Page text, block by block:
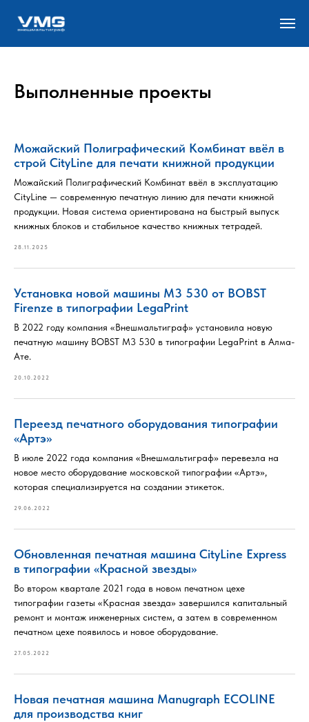
Выполненные проекты
Можайский Полиграфический Комбинат ввёл в
строй CityLine для печати книжной продукции
Можайский Полиграфический Комбинат ввёл в эксплуатацию
CityLine — современную печатную линию для печати книжной
продукции. Новая система ориентирована на быстрый выпуск
книжных блоков и стабильное качество книжных тетрадей.
28.11.2025
Установка новой машины М3 530 от BOBST
Firenze в типографии LegaPrint
В 2022 году компания «Внешмальтиграф» установила новую
печатную машину BOBST М3 530 в типографии LegaPrint в Алма-
Ате.
20.10.2022
Переезд печатного оборудования типографии
«Артэ»
В июле 2022 года компания «Внешмальтиграф» перевезла на
новое место оборудование московской типографии «Артэ»,
которая специализируется на создании этикеток.
29.06.2022
Обновленная печатная машина CityLine Express
в типографии «Красной звезды»
Во втором квартале 2021 года в новом печатном цехе
типографии газеты «Красная звезда» завершился капитальный
ремонт и монтаж инженерных систем, а затем в современном
печатном цехе появилось и новое оборудование.
27.05.2022
Новая печатная машина Manugraph ECOLINE
для производства книг